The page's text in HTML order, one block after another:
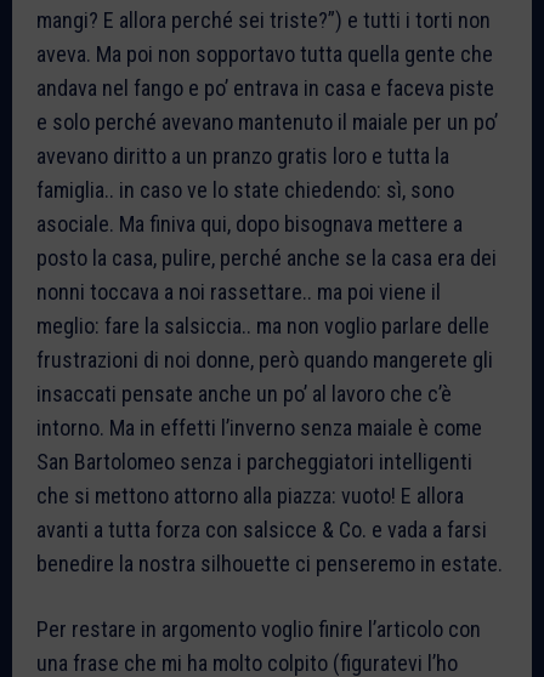
mangi? E allora perché sei triste?”) e tutti i torti non
aveva. Ma poi non sopportavo tutta quella gente che
andava nel fango e po’ entrava in casa e faceva piste
e solo perché avevano mantenuto il maiale per un po’
avevano diritto a un pranzo gratis loro e tutta la
famiglia.. in caso ve lo state chiedendo: sì, sono
asociale. Ma finiva qui, dopo bisognava mettere a
posto la casa, pulire, perché anche se la casa era dei
nonni toccava a noi rassettare.. ma poi viene il
meglio: fare la salsiccia.. ma non voglio parlare delle
frustrazioni di noi donne, però quando mangerete gli
insaccati pensate anche un po’ al lavoro che c’è
intorno. Ma in effetti l’inverno senza maiale è come
San Bartolomeo senza i parcheggiatori intelligenti
che si mettono attorno alla piazza: vuoto! E allora
avanti a tutta forza con salsicce & Co. e vada a farsi
benedire la nostra silhouette ci penseremo in estate.
Per restare in argomento voglio finire l’articolo con
una frase che mi ha molto colpito (figuratevi l’ho